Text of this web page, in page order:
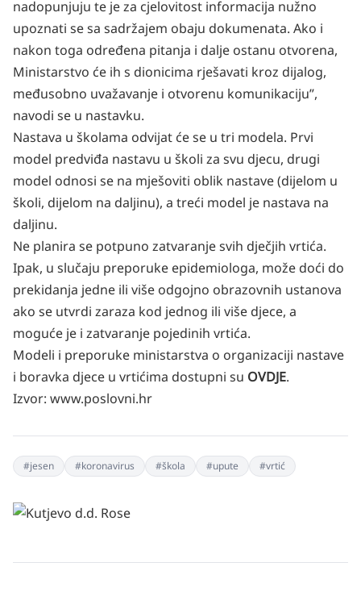
nadopunjuju te je za cjelovitost informacija nužno
upoznati se sa sadržajem obaju dokumenata. Ako i
nakon toga određena pitanja i dalje ostanu otvorena,
Ministarstvo će ih s dionicima rješavati kroz dijalog,
međusobno uvažavanje i otvorenu komunikaciju”,
navodi se u nastavku.
Nastava u školama odvijat će se u tri modela. Prvi
model predviđa nastavu u školi za svu djecu, drugi
model odnosi se na mješoviti oblik nastave (dijelom u
školi, dijelom na daljinu), a treći model je nastava na
daljinu.
Ne planira se potpuno zatvaranje svih dječjih vrtića.
Ipak, u slučaju preporuke epidemiologa, može doći do
prekidanja jedne ili više odgojno obrazovnih ustanova
ako se utvrdi zaraza kod jednog ili više djece, a
moguće je i zatvaranje pojedinih vrtića.
Modeli i preporuke ministarstva o organizaciji nastave
i boravka djece u vrtićima dostupni su OVDJE.
Izvor: www.poslovni.hr
#jesen #koronavirus #škola #upute #vrtić